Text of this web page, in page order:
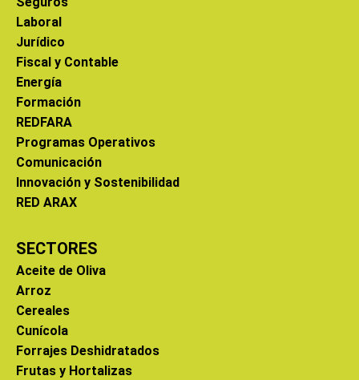
Laboral
Jurídico
Fiscal y Contable
Energía
Formación
REDFARA
Programas Operativos
Comunicación
Innovación y Sostenibilidad
RED ARAX
SECTORES
Aceite de Oliva
Arroz
Cereales
Cunícola
Forrajes Deshidratados
Frutas y Hortalizas